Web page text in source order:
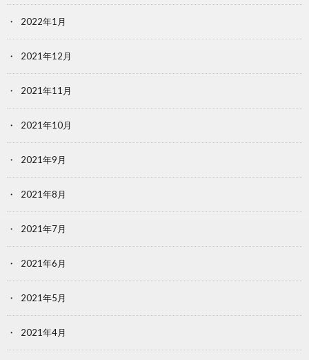
2022年1月
2021年12月
2021年11月
2021年10月
2021年9月
2021年8月
2021年7月
2021年6月
2021年5月
2021年4月